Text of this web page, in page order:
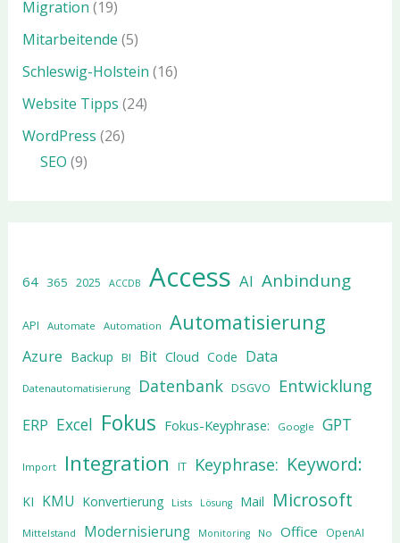
Migration (19)
Mitarbeitende (5)
Schleswig-Holstein (16)
Website Tipps (24)
WordPress (26)
SEO (9)
64 365 2025 ACCDB Access AI Anbindung
API Automate Automation Automatisierung
Azure Backup BI Bit Cloud Code Data
Datenautomatisierung Datenbank DSGVO Entwicklung
ERP Excel Fokus Fokus-Keyphrase: Google GPT
Import Integration IT Keyphrase: Keyword:
KI KMU Konvertierung Lists Lösung Mail Microsoft
Mittelstand Modernisierung Monitoring No Office OpenAI